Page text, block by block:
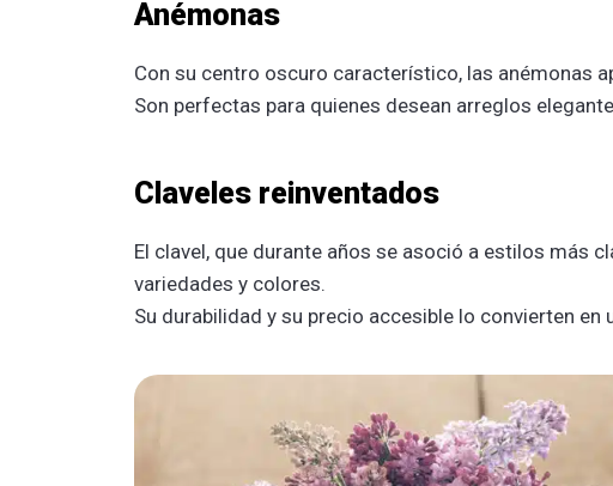
Anémonas
Con su centro oscuro característico, las anémonas
Son perfectas para quienes desean arreglos
Claveles reinventados
El clavel, que durante años se asoció a estilos más
variedades y colores.
Su durabilidad y su precio accesible lo convierten